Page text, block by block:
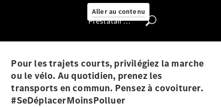
Aller au contenu
véhicule
Rechercher
un
Distributeur
Prestataire / Protection des données
Pour les trajets courts, privilégiez la marche
ou le vélo. Au quotidien, prenez les
transports en commun. Pensez à covoiturer.
#SeDéplacerMoinsPolluer